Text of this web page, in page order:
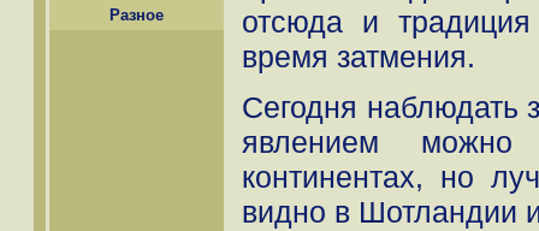
Разное
отсюда и
время затмения.
Сегодня наблюдать
явлением можно
континентах, но
видно в Шотландии